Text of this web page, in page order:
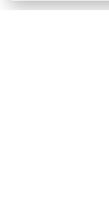
ประเภทธุรกิจไมซ์